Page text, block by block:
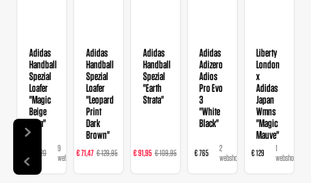
Adidas
Handball
Spezial
Loafer
"Magic
Beige
Gum"
€ 120
9
webshops
Adidas
Handball
Spezial
Loafer
"Leopard
Print
Dark
Brown"
€ 71,47 € 129,95
webshops
Adidas
Handball
Spezial
"Earth
Strata"
€ 91,95 € 109,95
webshops
Adidas
Adizero
Adios
Pro Evo
3
"White
Black"
€ 765
2
webshops
Liberty
London
x
Adidas
Japan
Wmns
"Magic
Mauve"
€ 129
1
webshop